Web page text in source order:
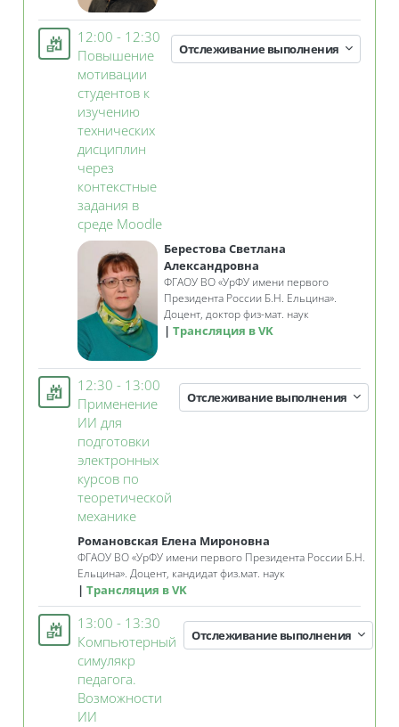
12:00 - 12:30
Повышение
мотивации
студентов к
изучению
технических
дисциплин
через
контекстные
задания в
среде MoodleЗанятие 3KL
Отслеживание выполнения
Берестова Светлана
Александровна
ФГАОУ ВО«УрФУ имени первого
Президента России Б.Н. Ельцина».
Доцент, доктор физ-мат. наук
Трансляция в VK
12:30 - 13:00
Применение
ИИ для
подготовки
электронных
курсов по
теоретической
механикеЗанятие 3KL
Отслеживание выполнения
Романовская Елена Мироновна
ФГАОУ ВО«УрФУ имени первого Президента России Б.Н.
Ельцина». Доцент, кандидат физ.мат. наук
Трансляция в VK
13:00 - 13:30
Компьютерный
симулякр
педагога.
Возможности
ИИ
Отслеживание выполнения